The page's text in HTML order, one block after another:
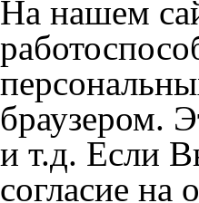
браузером.
и т.д. Если
согласие на
Положении
+7 (351) 277